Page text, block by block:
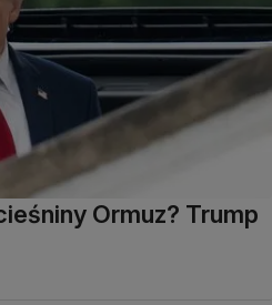
Ormuz? Trump